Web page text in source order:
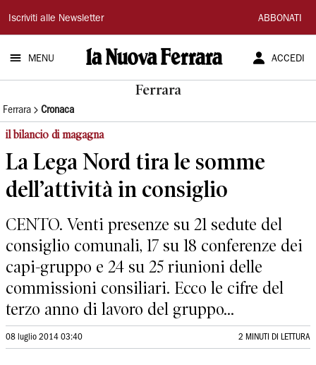
La
Nuova
Ferrara
Iscriviti alle Newsletter ABBONATI
MENU ACCEDI
Ferrara
Ferrara Cronaca
il bilancio di magagna
La Lega Nord tira le somme
dell’attività in consiglio
CENTO. Venti presenze su 21 sedute del
consiglio comunali, 17 su 18 conferenze dei
capi-gruppo e 24 su 25 riunioni delle
commissioni consiliari. Ecco le cifre del
terzo anno di lavoro del gruppo...
08 luglio 2014 03:40 2 MINUTI DI LETTURA